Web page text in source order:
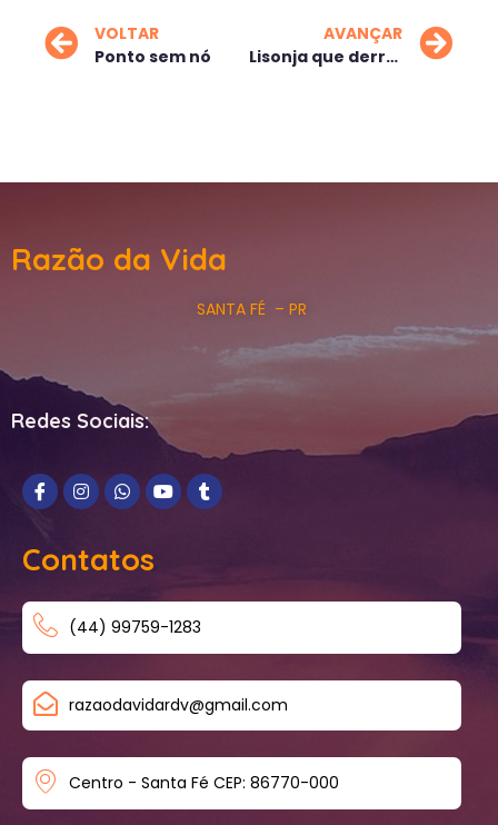
VOLTAR
Ponto sem nó
AVANÇAR
Lisonja que derruba
Razão da Vida
SANTA FÉ – PR
Redes Sociais:
Contatos
(44) 99759-1283
razaodavidardv@gmail.com
Centro - Santa Fé CEP: 86770-000